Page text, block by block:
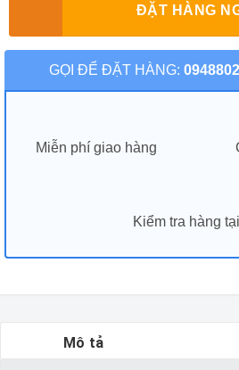
ĐẶT HÀNG
GỌI ĐỂ ĐẶT HÀNG:
Miễn phí giao hàng
Kiểm tra hàng
Mô tả